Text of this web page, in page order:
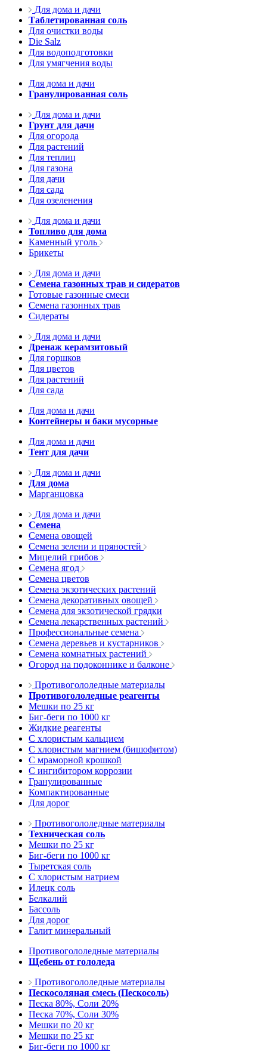
Для дома и дачи
Таблетированная соль
Для очистки воды
Die Salz
Для водоподготовки
Для умягчения воды
Для дома и дачи
Гранулированная соль
Для дома и дачи
Грунт для дачи
Для огорода
Для растений
Для теплиц
Для газона
Для дачи
Для сада
Для озеленения
Для дома и дачи
Топливо для дома
Каменный уголь
Брикеты
Для дома и дачи
Семена газонных трав и сидератов
Готовые газонные смеси
Семена газонных трав
Сидераты
Для дома и дачи
Дренаж керамзитовый
Для горшков
Для цветов
Для растений
Для сада
Для дома и дачи
Контейнеры и баки мусорные
Для дома и дачи
Тент для дачи
Для дома и дачи
Для дома
Марганцовка
Для дома и дачи
Семена
Семена овощей
Семена зелени и пряностей
Мицелий грибов
Семена ягод
Семена цветов
Семена экзотических растений
Семена декоративных овощей
Семена для экзотической грядки
Семена лекарственных растений
Профессиональные семена
Семена деревьев и кустарников
Семена комнатных растений
Огород на подоконнике и балконе
Противогололедные материалы
Противогололедные реагенты
Мешки по 25 кг
Биг-беги по 1000 кг
Жидкие реагенты
С хлористым кальцием
С хлористым магнием (бишофитом)
С мраморной крошкой
С ингибитором коррозии
Гранулированные
Компактированные
Для дорог
Противогололедные материалы
Техническая соль
Мешки по 25 кг
Биг-беги по 1000 кг
Тыретская соль
С хлористым натрием
Илецк соль
Белкалий
Бассоль
Для дорог
Галит минеральный
Противогололедные материалы
Щебень от гололеда
Противогололедные материалы
Пескосоляная смесь (Пескосоль)
Песка 80%, Соли 20%
Песка 70%, Соли 30%
Мешки по 20 кг
Мешки по 25 кг
Биг-беги по 1000 кг